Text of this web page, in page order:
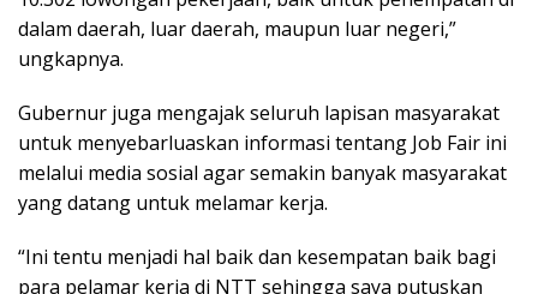
dalam daerah, luar daerah, maupun luar negeri,”
ungkapnya.
Gubernur juga mengajak seluruh lapisan masyarakat
untuk menyebarluaskan informasi tentang Job Fair ini
melalui media sosial agar semakin banyak masyarakat
yang datang untuk melamar kerja.
“Ini tentu menjadi hal baik dan kesempatan baik bagi
para pelamar kerja di NTT sehingga saya putuskan